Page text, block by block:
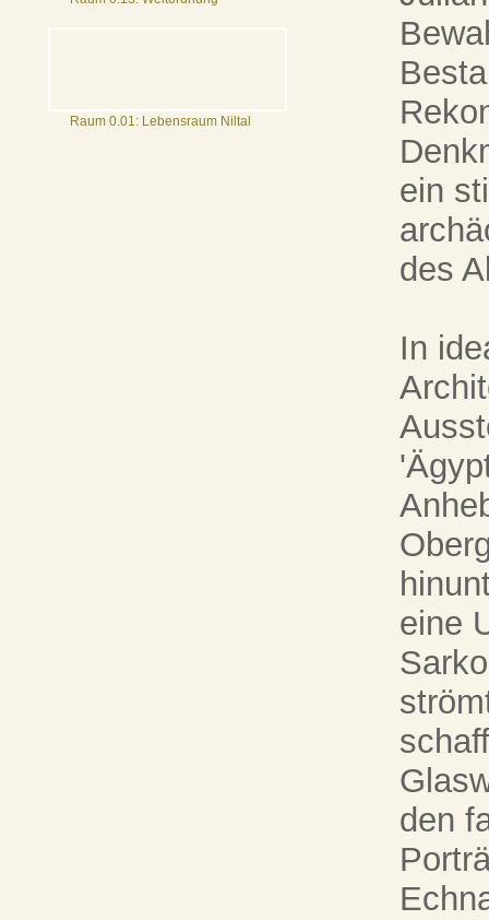
Raum 0.01: Lebensraum Niltal
ein
des
In
eine
den